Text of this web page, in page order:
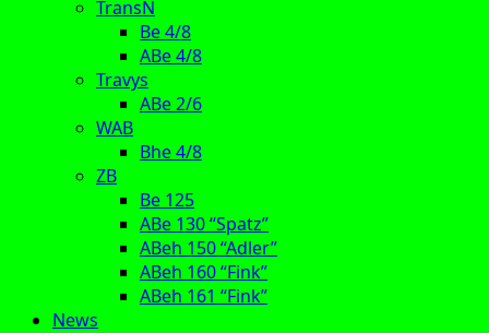
TransN
Be 4/8
ABe 4/8
Travys
ABe 2/6
WAB
Bhe 4/8
ZB
Be 125
ABe 130 “Spatz”
ABeh 150 “Adler”
ABeh 160 “Fink”
ABeh 161 “Fink”
News